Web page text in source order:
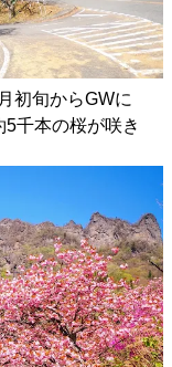
初旬からGWに
千本の桜が咲き